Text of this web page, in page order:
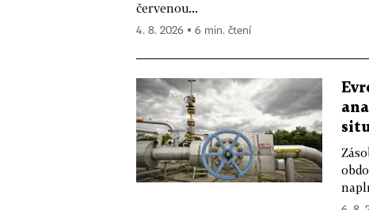
červenou...
4. 8. 2026 ▪ 6 min. čtení